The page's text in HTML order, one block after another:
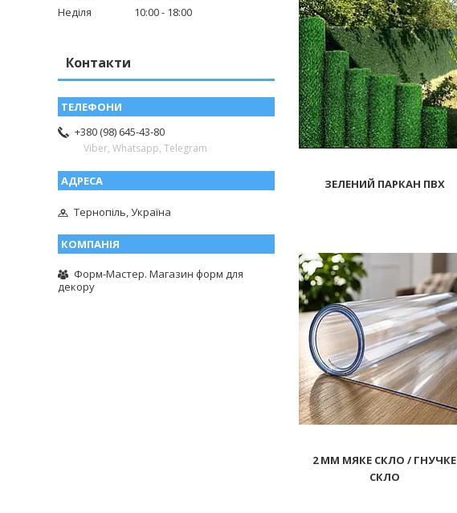
ЗЕЛЕНИЙ ПАРКАН ПВХ
2 ММ МЯКЕ СКЛО / ГНУЧКЕ
СКЛО
Неділя
10:00 18:00
Контакти
+380 (98) 645-43-80
Viber, Whatsapp, Telegram
Тернопіль, Україна
Форм-Мастер. Магазин форм для
декору